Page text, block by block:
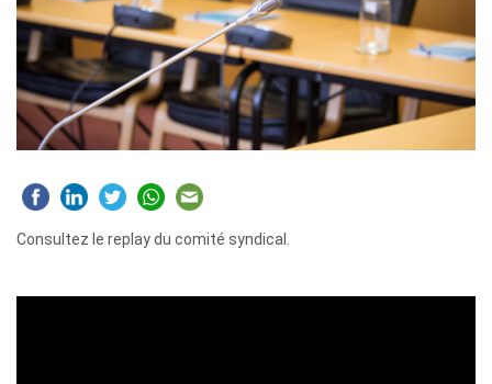
Consultez le replay du comité syndical.